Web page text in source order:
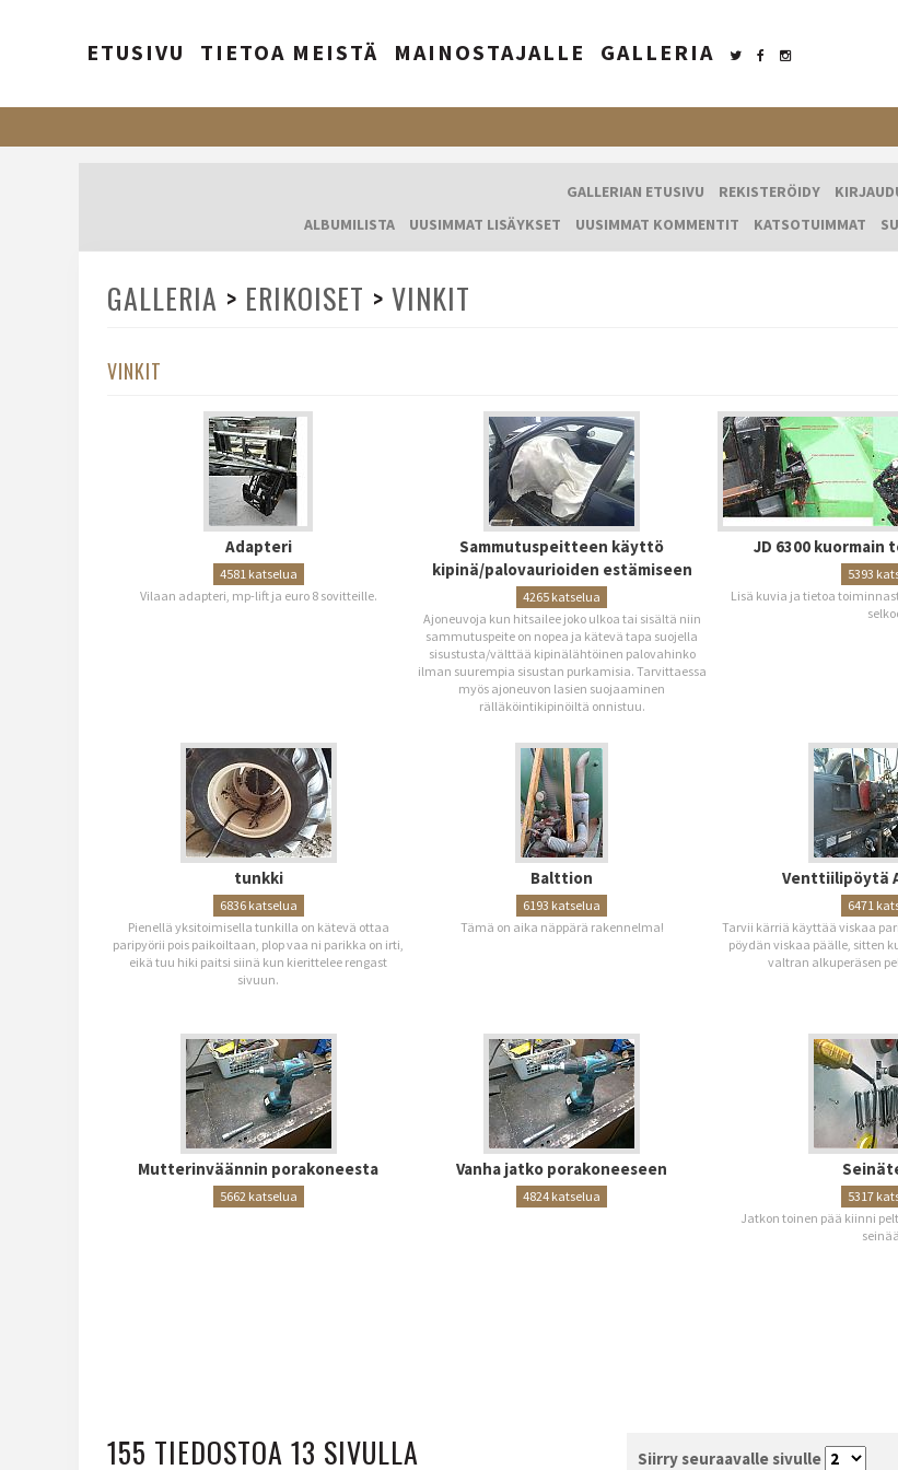
ETUSIVU TIETOA MEISTÄ MAINOSTAJALLE GALLERIA
GALLERIAN ETUSIVU REKISTERÖIDY
ALBUMILISTA
UUSIMMAT LISÄYKSET UUSIMMAT KOMMENTIT KATSOTUIMMAT
GALLERIA > ERIKOISET > VINKIT
VINKIT
Adapteri
4581 katselua
Vilaan adapteri, mp-lift ja euro 8 sovitteille.
Sammutuspeitteen käyttö
kipinä/palovaurioiden estämiseen
4265 katselua
Ajoneuvoja kun hitsailee joko ulkoa tai sisältä niin
sammutuspeite on nopea ja kätevä tapa suojella
sisustusta/välttää kipinälähtöinen palovahinko
ilman suurempia sisustan purkamisia. Tarvittaessa
myös ajoneuvon lasien suojaaminen
rälläköintikipinöiltä onnistuu.
JD 6300 kuormain
5393
Lisä kuvia ja tietoa
tunkki
6836 katselua
Pienellä yksitoimisella tunkilla on kätevä ottaa
paripyörii pois paikoiltaan, plop vaa ni parikka on irti,
eikä tuu hiki paitsi siinä kun kierittelee rengast
sivuun.
Balttion
6193 katselua
Tämä on aika näppärä rakennelma!
Venttiilipöytä
6471
Tarvii kärriä käyttää viskaa
pöydän viskaa päälle, sitten
valtran alkuperäsen
Mutterinväännin porakoneesta
5662 katselua
Vanha jatko porakoneeseen
4824 katselua
5317
Jatkon toinen pää kiinni
155 TIEDOSTOA 13 SIVULLA Siirry seuraavalle sivulle